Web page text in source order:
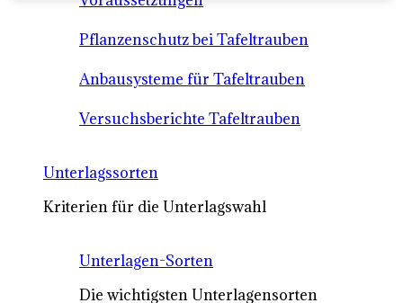
Pflanzenschutz bei Tafeltrauben
Anbausysteme für Tafeltrauben
Versuchsberichte Tafeltrauben
Unterlagssorten
Kriterien für die Unterlagswahl
Unterlagen-Sorten
Die wichtigsten Unterlagensorten